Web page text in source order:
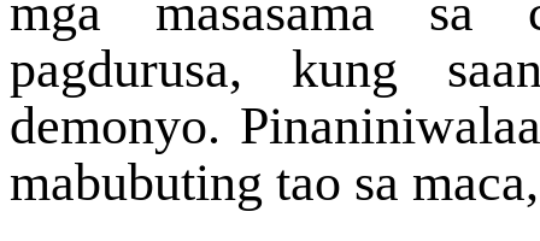
pagdurusa, kung
demonyo.
mabubuting tao sa